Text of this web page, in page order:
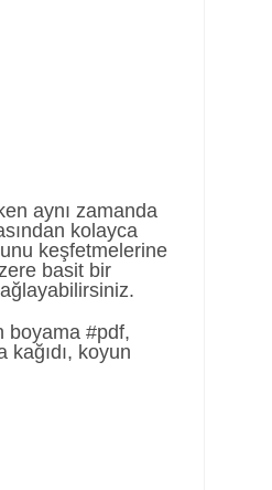
aynı zamanda
kolayca
keşfetmelerine
basit bir
boyama #pdf,
koyun